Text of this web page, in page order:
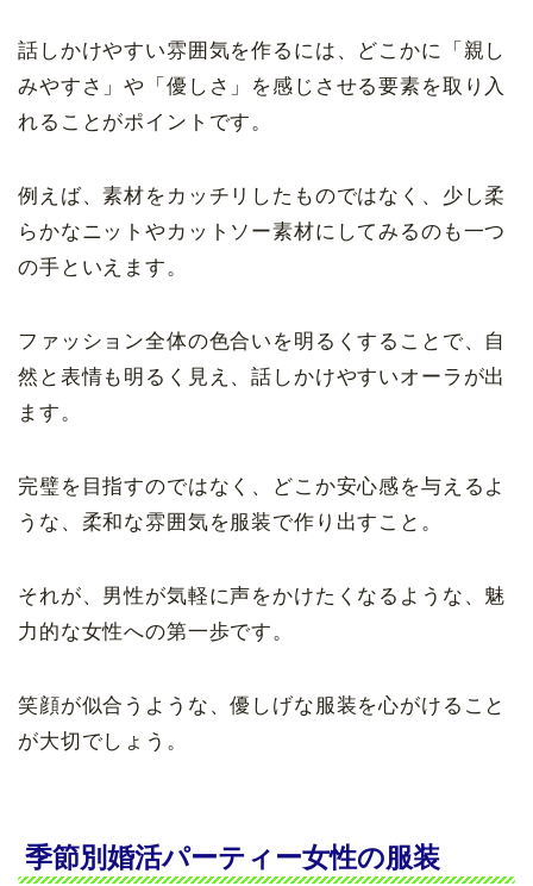
話しかけやすい雰囲気を作るには、どこかに「親し
みやすさ」や「優しさ」を感じさせる要素を取り入
れることがポイントです。
例えば、素材をカッチリしたものではなく、少し柔
らかなニットやカットソー素材にしてみるのも一つ
の手といえます。
ファッション全体の色合いを明るくすることで、自
然と表情も明るく見え、話しかけやすいオーラが出
ます。
完璧を目指すのではなく、どこか安心感を与えるよ
うな、柔和な雰囲気を服装で作り出すこと。
それが、男性が気軽に声をかけたくなるような、魅
力的な女性への第一歩です。
笑顔が似合うような、優しげな服装を心がけること
が大切でしょう。
季節別婚活パーティー女性の服装